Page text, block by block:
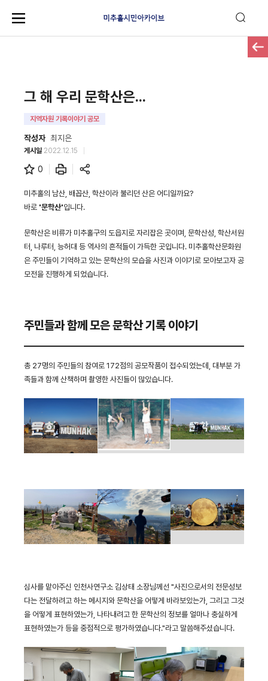
그 해 우리 문학산은...
지역자원 기록이야기 공모
작성자 최지은
게시일 2022.12.15
0
미추홀의 남산, 배꼽산, 학산이라 불리던 산은 어디일까요?
바로 '문학산'입니다.
문학산은 비류가 미추홀구의 도읍지로 자리잡은 곳이며, 문학산성, 학산서원
터, 나루터, 능허대 등 역사의 흔적들이 가득한 곳입니다. 미추홀학산문화원
은 주민들이 기억하고 있는 문학산의 모습을 사진과 이야기로 모아보고자 공
모전을 진행하게 되었습니다.
주민들과 함께 모은 문학산 기록 이야기
총 27명의 주민들의 참여로 172점의 공모작품이 접수되었는데, 대부분 가
족들과 함께 산책하며 촬영한 사진들이 많았습니다.
심사를 맡아주신 인천사연구소 김상태 소장님께선 "사진으로서의 전문성보
다는 전달하려고 하는 메시지와 문학산을 어떻게 바라보았는가, 그리고 그것
을 어떻게 표현하였는가, 나타내려고 한 문학산의 정보를 얼마나 충실하게
표현하였는가 등을 중점적으로 평가하였습니다."라고 말씀해주셨습니다.